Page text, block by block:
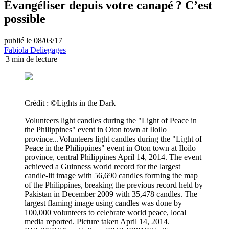
Évangéliser depuis votre canapé ? C’est
possible
publié le 08/03/17|
Fabiola Deliegages
|3 min de lecture
Crédit : ©Lights in the Dark
Volunteers light candles during the "Light of Peace in
the Philippines" event in Oton town at Iloilo
province...Volunteers light candles during the "Light of
Peace in the Philippines" event in Oton town at Iloilo
province, central Philippines April 14, 2014. The event
achieved a Guinness world record for the largest
candle-lit image with 56,690 candles forming the map
of the Philippines, breaking the previous record held by
Pakistan in December 2009 with 35,478 candles. The
largest flaming image using candles was done by
100,000 volunteers to celebrate world peace, local
media reported. Picture taken April 14, 2014.